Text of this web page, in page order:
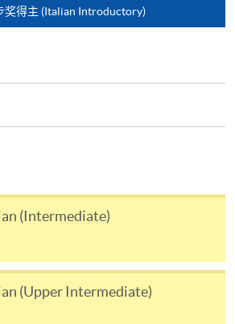
个工作天内开课，为免邮递延误报
人亲身到学院报名中心报名，并避
切已缴费用概不退还。如获学院批
限网上付款）方式缴交之款项，将
用卡缴交之款项，退款将直接退还
的信用卡户口。
明的学费外，个别课程或有其他额
络有关学科职员。
奖得主 (Italian Introductory)
(Intermediate)
(Upper Intermediate)